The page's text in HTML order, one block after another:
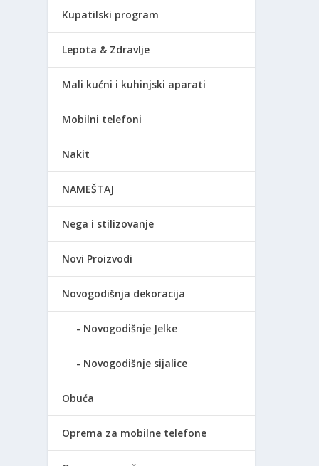
Kupatilski program
Lepota & Zdravlje
Mali kućni i kuhinjski aparati
Mobilni telefoni
Nakit
NAMEŠTAJ
Nega i stilizovanje
Novi Proizvodi
Novogodišnja dekoracija
Novogodišnje Jelke
Novogodišnje sijalice
Obuća
Oprema za mobilne telefone